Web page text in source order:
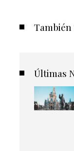
También
Últimas